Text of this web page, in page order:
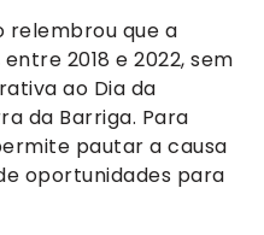
relembrou que a
2018 e 2022, sem
ao Dia da
da Barriga. Para
pautar a causa
oportunidades para